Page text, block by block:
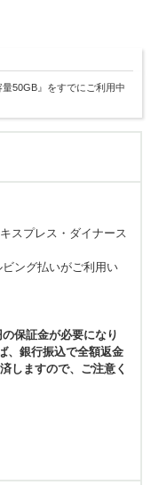
50GB』をすでにご利用中
スプレス・ダイナース
ング払いがご利用い
保証金が必要になり
、銀行振込で全額返金
しますので、ご注意く